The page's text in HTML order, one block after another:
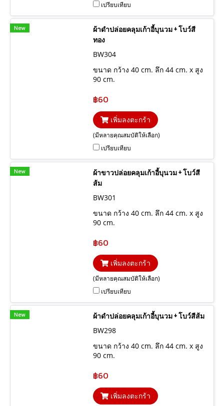
เปรียบเทียบ
New
ผ้าดำปล่อยคลุมเก้าอี้บุนวม + โบว์สี
ทอง
BW304
ขนาด กว้าง 40 cm. ลึก 44 cm. x สูง
90 cm.
฿60
เพิ่มลงตะกร้า
(มีหลายคุณสมบัติให้เลือก)
เปรียบเทียบ
New
ผ้าขาวปล่อยคลุมเก้าอี้บุนวม + โบว์สี
ส้ม
BW301
ขนาด กว้าง 40 cm. ลึก 44 cm. x สูง
90 cm.
฿60
เพิ่มลงตะกร้า
(มีหลายคุณสมบัติให้เลือก)
เปรียบเทียบ
New
ผ้าดำปล่อยคลุมเก้าอี้บุนวม + โบว์สีส้ม
BW298
ขนาด กว้าง 40 cm. ลึก 44 cm. x สูง
90 cm.
฿60
เพิ่มลงตะกร้า